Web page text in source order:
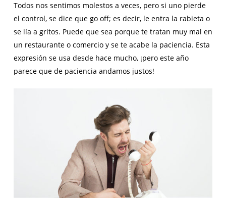
Todos nos sentimos molestos a veces, pero si uno pierde
el control, se dice que go off; es decir, le entra la rabieta o
se lía a gritos. Puede que sea porque te tratan muy mal en
un restaurante o comercio y se te acabe la paciencia. Esta
expresión se usa desde hace mucho, ¡pero este año
parece que de paciencia andamos justos!